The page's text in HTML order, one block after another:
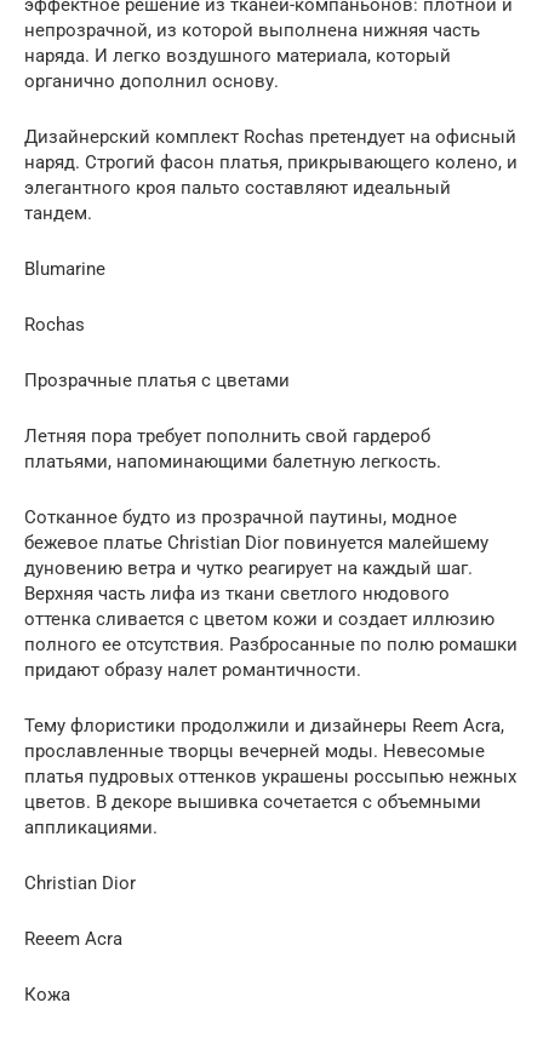
эффектное решение из тканей-компаньонов: плотной и
непрозрачной, из которой выполнена нижняя часть
наряда. И легко воздушного материала, который
органично дополнил основу.
Дизайнерский комплект Rochas претендует на офисный
наряд. Строгий фасон платья, прикрывающего колено, и
элегантного кроя пальто составляют идеальный
тандем.
Blumarine
Rochas
Прозрачные платья с цветами
Летняя пора требует пополнить свой гардероб
платьями, напоминающими балетную легкость.
Сотканное будто из прозрачной паутины, модное
бежевое платье Christian Dior повинуется малейшему
дуновению ветра и чутко реагирует на каждый шаг.
Верхняя часть лифа из ткани светлого нюдового
оттенка сливается с цветом кожи и создает иллюзию
полного ее отсутствия. Разбросанные по полю ромашки
придают образу налет романтичности.
Тему флористики продолжили и дизайнеры Reem Acra,
прославленные творцы вечерней моды. Невесомые
платья пудровых оттенков украшены россыпью нежных
цветов. В декоре вышивка сочетается с объемными
аппликациями.
Christian Dior
Reeem Acra
Кожа